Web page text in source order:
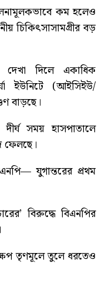
কম হলেও
চিকিৎসাসামগ্রীর বড়
দেখা দিলে একাধিক
ইউনিটে (আইসিইউ/
বাড়ছে।
সময় হাসপাতালে
ফেলছে।
— যুগান্তরের প্রথম
বিরুদ্ধে বিএনপির
তৃণমূলে তুলে ধরতেও